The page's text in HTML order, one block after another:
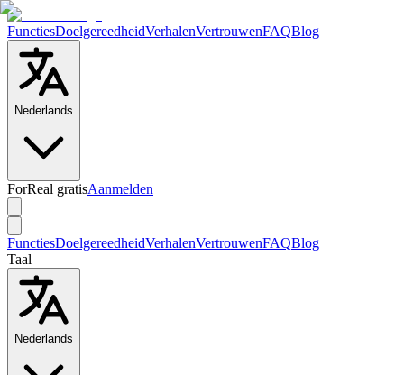
FunctiesDoelgereedheidVerhalenVertrouwenFAQBlog
Nederlands
ForReal gratisAanmelden
FunctiesDoelgereedheidVerhalenVertrouwenFAQBlog
Taal
Nederlands